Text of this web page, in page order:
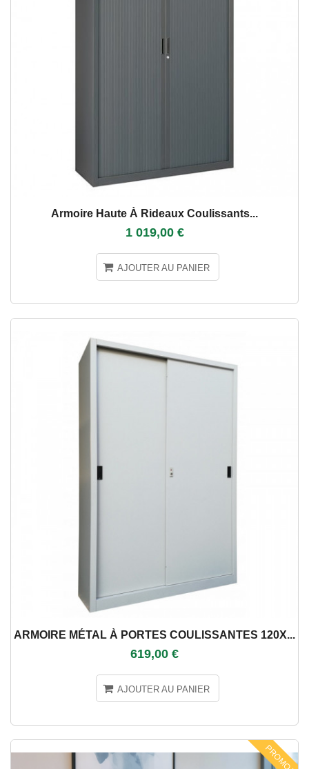
Armoire Haute À Rideaux Coulissants...
1 019,00 €
AJOUTER AU PANIER
ARMOIRE MÉTAL À PORTES COULISSANTES 120X...
619,00 €
AJOUTER AU PANIER
PROMO !